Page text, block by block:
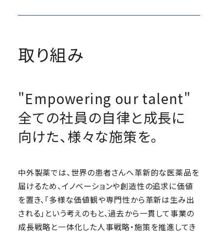
取り組み
"Empowering our talent"
全ての社員の自律と成長に
向けた、様々な施策を。
中外製薬では、世界の患者さんへ革新的な医薬品を
届けるため、イノベーションや創造性の追求に価値
を置き、「多様な価値観や専門性から革新は生み出
される」という考えのもと、過去から一貫して事業の
成長戦略と一体化した人事戦略・施策を推進してき